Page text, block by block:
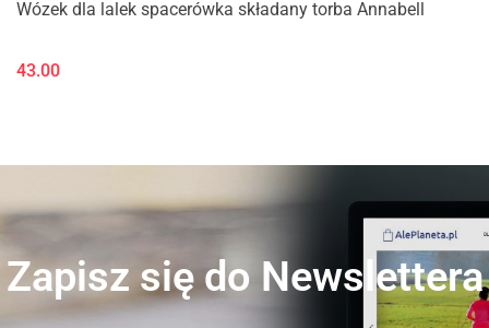
Wózek dla lalek spacerówka składany torba Annabell
43.00
Zapisz się do Newslettera